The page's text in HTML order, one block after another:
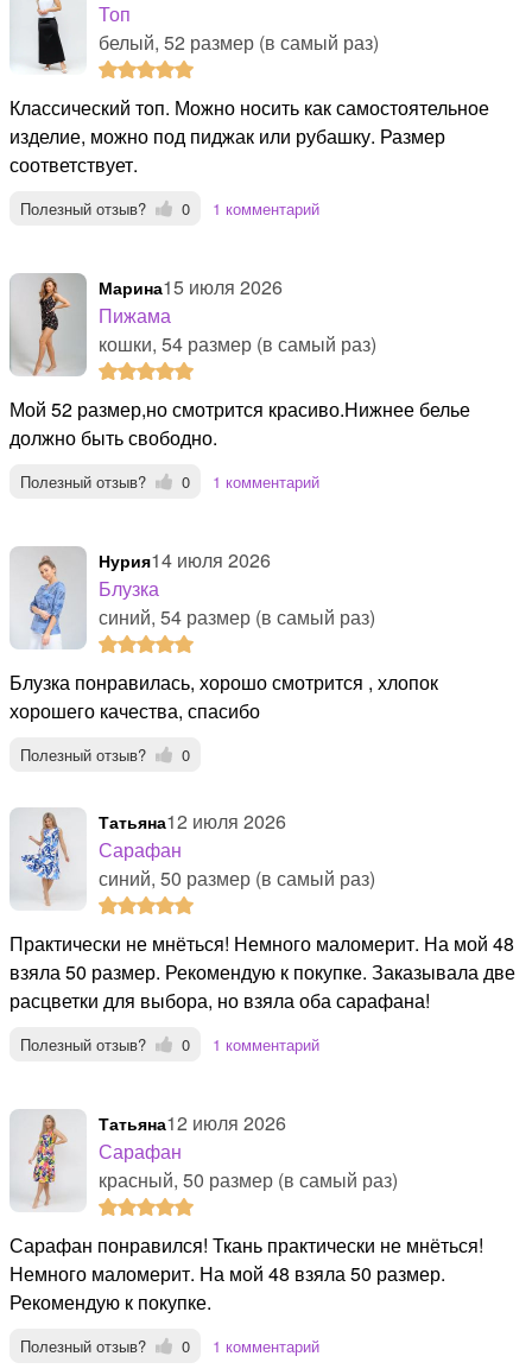
Топ
белый, 52 размер (в самый раз)
Классический топ. Можно носить как самостоятельное
изделие, можно под пиджак или рубашку. Размер
соответствует.
Полезный отзыв? 0 1 комментарий
Марина15 июля 2026
Пижама
кошки, 54 размер (в самый раз)
Мой 52 размер,но смотрится красиво.Нижнее белье
должно быть свободно.
Полезный отзыв? 0 1 комментарий
нурия14 июля 2026
Блузка
синий, 54 размер (в самый раз)
Блузка понравилась, хорошо смотрится , хлопок
хорошего качества, спасибо
Полезный отзыв? 0
Татьяна12 июля 2026
Сарафан
синий, 50 размер (в самый раз)
Практически не мнёться! Немного маломерит. На мой 48
взяла 50 размер. Рекомендую к покупке. Заказывала две
расцветки для выбора, но взяла оба сарафана!
Полезный отзыв? 0 1 комментарий
Татьяна12 июля 2026
Сарафан
красный, 50 размер (в самый раз)
Сарафан понравился! Ткань практически не мнёться!
Немного маломерит. На мой 48 взяла 50 размер.
Рекомендую к покупке.
Полезный отзыв? 0 1 комментарий